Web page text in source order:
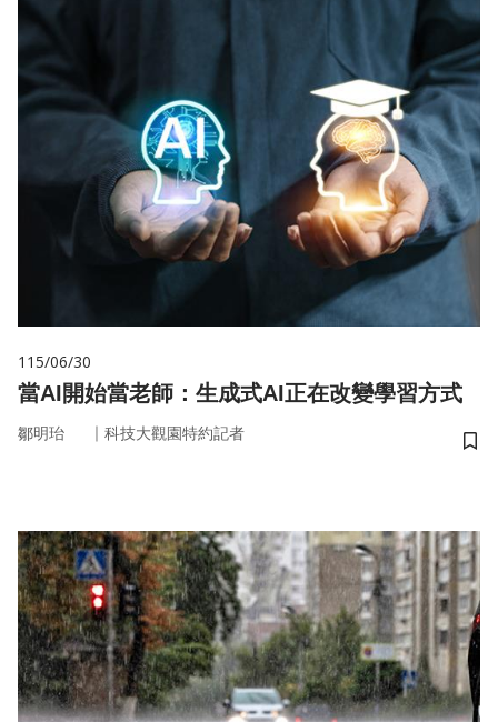
115/06/30
當AI開始當老師：生成式AI正在改變學習方式
鄒明珆 ｜ 科技大觀園特約記者
儲